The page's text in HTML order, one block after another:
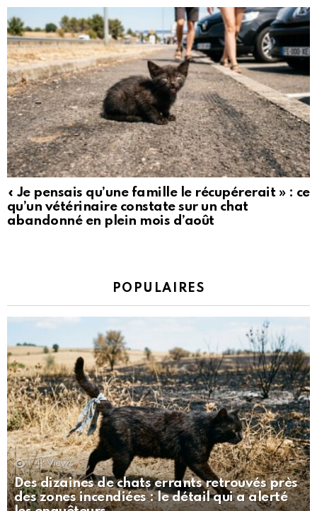
« Je pensais qu’une famille le récupérerait » : ce
qu’un vétérinaire constate sur un chat
abandonné en plein mois d’août
POPULAIRES
1.4k Views
Des dizaines de chats errants retrouvés près
des zones incendiées : le détail qui a alerté